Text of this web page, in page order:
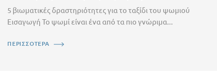
5 βιωματικές δραστηριότητες για το ταξίδι του ψωμιού
Εισαγωγή Το ψωμί είναι ένα από τα πιο γνώριμα...
ΠΕΡΙΣΣΟΤΕΡΑ